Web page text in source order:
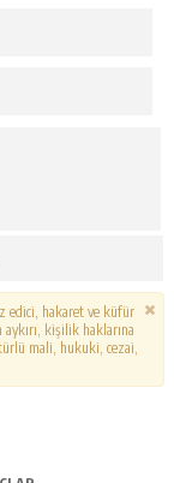
edici, hakaret ve küfür
kişilik haklarına
mali, hukuki, cezai,